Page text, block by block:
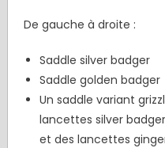
De gauche à droite :
Saddle silver badger
Saddle golden badger
Un saddle variant
lancettes silver
et des lancettes